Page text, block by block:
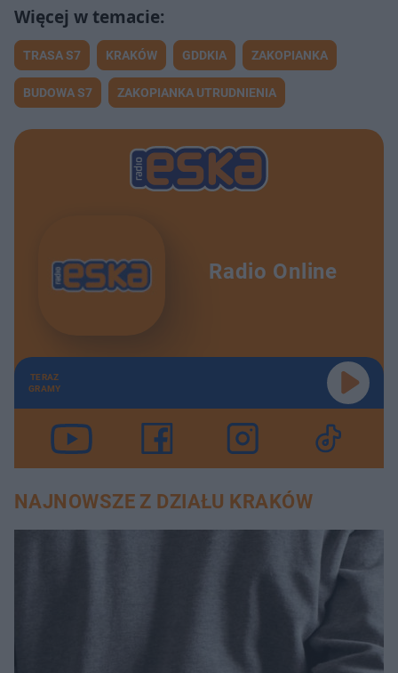
TRASA S7 KRAKÓW GDDKIA ZAKOPIANKA
BUDOWA S7 ZAKOPIANKA UTRUDNIENIA
Radio Online
TERAZ
GRAMY
NAJNOWSZE Z DZIAŁU KRAKÓW